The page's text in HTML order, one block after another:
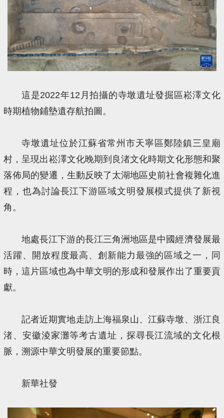
這是2022年12月拍攝的寺墩遺址發掘區崧澤文化
時期植物鋪墊遺存航拍圖。
寺墩遺址位於江蘇省常州市天寧區鄭陸鎮三皇廟
村，呈現出崧澤文化晚期到良渚文化時期文化形態和聚
落佈局的變遷，生動反映了太湖地區史前社會複雜化進
程，也為討論長江下游區域文明發展模式提供了新視
角。
地處長江下游的長江三角洲地區是中國經濟發展最
活躍、開放程度最高、創新能力最強的區域之一，同
時，這片區域也為中華文明的形成和發展作出了重要貢
獻。
記者近期實地走訪上海福泉山、江蘇寺墩、浙江良
渚、安徽淩家灘等考古遺址，探尋長江流域的文化根
脈，溯源中華文明發展的重要節點。
新華社發